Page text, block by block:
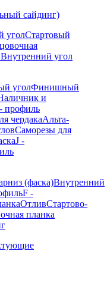
сайдинг)
уголСтартовый
Внутренний угол
уголФинишный
и
профиль
чердакаАльта-
Саморезы для
J -
(фаска)Внутренний
F -
ОтливСтартово-
планка